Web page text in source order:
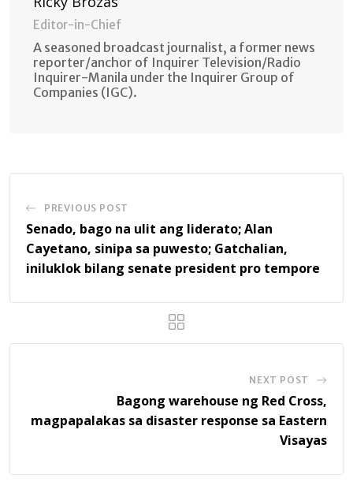
Editor-in-Chief
A seasoned broadcast journalist, a former news
reporter/anchor of Inquirer Television/Radio
Inquirer-Manila under the Inquirer Group of
Companies (IGC).
PREVIOUS POST
Senado, bago na ulit ang liderato; Alan
Cayetano, sinipa sa puwesto; Gatchalian,
iniluklok bilang senate president pro tempore
NEXT POST
Bagong warehouse ng Red Cross,
magpapalakas sa disaster response sa Eastern
Visayas